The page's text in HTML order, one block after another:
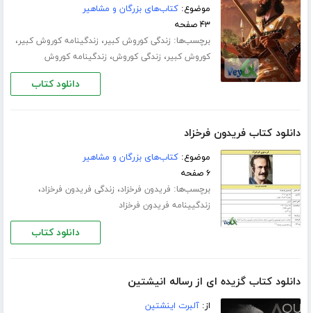
موضوع:کتاب‌های بزرگان و مشاهیر
۴۳ صفحه
برچسب‌ها: زندگی کوروش کبیر، زندگینامه کوروش کبیر،
کوروش کبیر، زندگی کوروش، زندگینامه کوروش
دانلود کتاب
دانلود کتاب فریدون فرخزاد
موضوع:کتاب‌های بزرگان و مشاهیر
۶ صفحه
برچسب‌ها: فریدون فرخزاد، زندگی فریدون فرخزاد،
زندگیینامه فریدون فرخزاد
دانلود کتاب
دانلود کتاب گزیده ای از رساله انیشتین
از:آلبرت اینشتین